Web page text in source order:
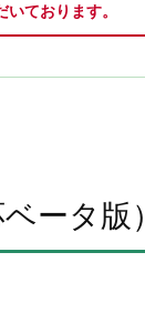
ております。
ータ版）